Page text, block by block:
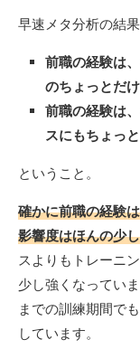
早速メタ分析の結果
前職の経験は
のちょっとだ
前職の経験は
スにもちょっ
ということ。
確かに前職の経験
影響度はほんの少し
スよりもトレーニ
少し強くなってい
までの訓練期間で
しています。